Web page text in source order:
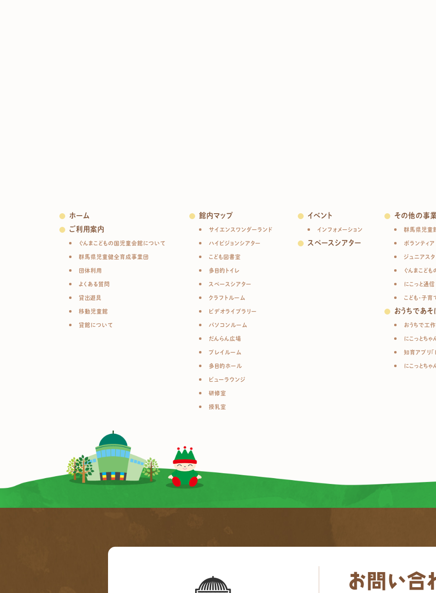
ホーム
ご利用案内
ぐんまこどもの国児童会館について
群馬県児童健全育成事業団
団体利用
よくある質問
貸出遊具
移動児童館
貸館について
館内マップ
サイエンスワンダーランド
ハイビジョンシアター
こども図書室
多目的トイレ
スペースシアター
クラフトルーム
ビデオライブラリー
パソコンルーム
だんらん広場
プレイルーム
多目的ホール
ビューラウンジ
研修室
授乳室
イベント
インフォメーション
スペースシアター
その他の事
群馬県児童
ボランティア
ジュニアス
ぐんまこど
にこっと通信
こども・子
おうちであそ
おうちで工作
にこっとちゃ
知育アプリ「
にこっとち
お問い合